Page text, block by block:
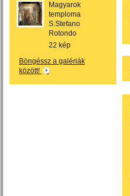
Magyarok
temploma
S.Stefano
Rotondo
22 kép
Böngéssz a galériák
között!